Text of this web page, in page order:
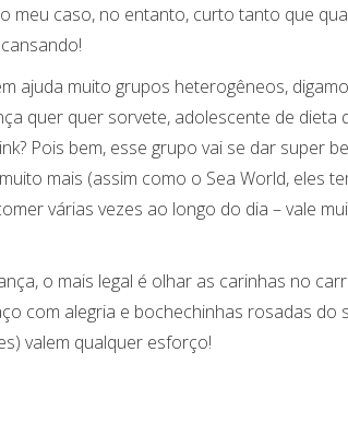
meu caso, no entanto, curto tanto que
ajuda muito grupos heterogêneos,
quer quer sorvete, adolescente de dieta
Pois bem, esse grupo vai se dar super
mais (assim como o Sea World, eles
várias vezes ao longo do dia – vale
o mais legal é olhar as carinhas no
com alegria e bochechinhas rosadas do
valem qualquer esforço!